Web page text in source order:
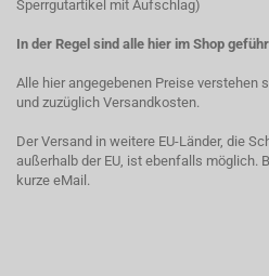
Sperrgutartikel mit Aufschlag)
In der Regel sind alle hier im Shop
Alle hier angegebenen Preise verstehen
und zuzüglich Versandkosten.
Der Versand in weitere EU-Länder, die
außerhalb der EU, ist ebenfalls möglich.
kurze eMail.